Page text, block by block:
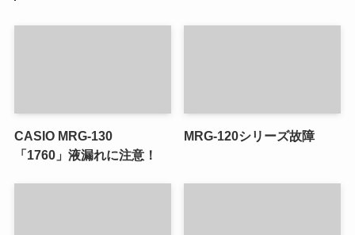
CASIO MRG-130
「1760」液漏れに注意！
MRG-120シリーズ故障